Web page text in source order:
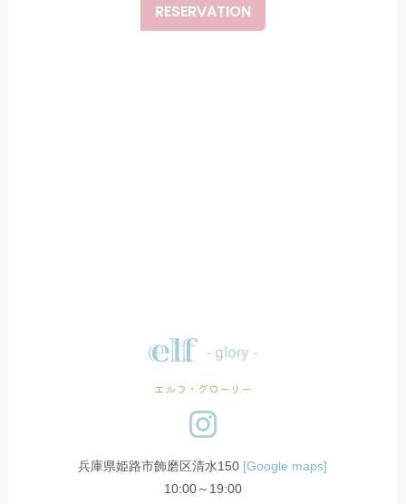
RESERVATION
エルフ・グローリー
兵庫県姫路市飾磨区清水150 [Google maps]
10:00～19:00